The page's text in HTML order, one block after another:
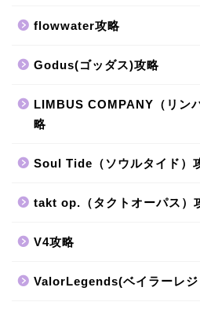
flowwater攻略
Godus(ゴッダス)攻略
LIMBUS COMPANY（リン
略
Soul Tide（ソウルタイド）
takt op.（タクトオーパス）
V4攻略
ValorLegends(ベイラーレジ